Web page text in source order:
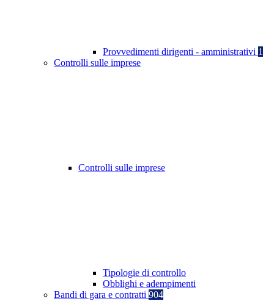
Provvedimenti dirigenti - amministrativi 1
Controlli sulle imprese
Controlli sulle imprese
Tipologie di controllo
Obblighi e adempimenti
Bandi di gara e contratti 904